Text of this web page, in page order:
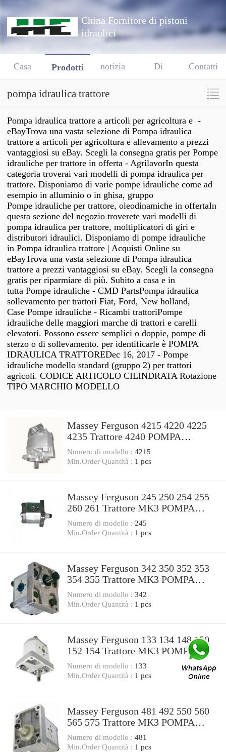
China Fornitore di pistoni
idraulici
Casa Prodotti notizia Di Contatti
pompa idraulica trattore
Pompa idraulica trattore a articoli per agricoltura e -
eBayTrova una vasta selezione di Pompa idraulica
trattore a articoli per agricoltura e allevamento a prezzi
vantaggiosi su eBay. Scegli la consegna gratis per Pompe
idrauliche per trattore in offerta - AgrilavorIn questa
categoria troverai vari modelli di pompa idraulica per
trattore. Disponiamo di varie pompe idrauliche come ad
esempio in alluminio o in ghisa, gruppo
Pompe idrauliche per trattore, oleodinamiche in offertaIn
questa sezione del negozio troverete vari modelli di
pompa idraulica per trattore, moltiplicatori di giri e
distributori idraulici. Disponiamo di pompe idrauliche
in Pompa idraulica trattore | Acquisti Online su
eBayTrova una vasta selezione di Pompa idraulica
trattore a prezzi vantaggiosi su eBay. Scegli la consegna
gratis per riparmiare di più. Subito a casa e in
tutta Pompe idrauliche - CMD PartsPompa idraulica
sollevamento per trattori Fiat, Ford, New holland,
Case Pompe idrauliche - Ricambi trattoriPompe
idrauliche delle maggiori marche di trattori e carelli
elevatori. Possono essere semplici o doppie, pompe di
sterzo o di sollevamento. per identificarle è POMPA
IDRAULICA TRATTOREDec 16, 2017 - Pompe
idrauliche modello standard (gruppo 2) per trattori
agricoli. CODICE ARTICOLO CILINDRATA Rotazione
TIPO MARCHIO MODELLO
Massey Ferguson 4215 4220 4225
4235 Trattore 4240 POMPA
IDRAULICA Valvola Di Controllo
Numero di modello : 4215
Min.Order Quantità : 1 pcs
Massey Ferguson 245 250 254 255
260 261 Trattore MK3 POMPA
IDRAULICA Valvola Di Controllo
Numero di modello : 245
Min.Order Quantità : 1 pcs
Massey Ferguson 342 350 352 353
354 355 Trattore MK3 POMPA
IDRAULICA Valvola Di Controllo
Numero di modello : 342
Min.Order Quantità : 1 pcs
Massey Ferguson 133 134 148 150
152 154 Trattore MK3 POMPA
IDRAULICA Valvola Di Controllo
Numero di modello : 133
Min.Order Quantità : 1 pcs
Massey Ferguson 481 492 550 560
565 575 Trattore MK3 POMPA
IDRAULICA Valvola Di Controllo
Numero di modello : 481
Min.Order Quantità : 1 pcs